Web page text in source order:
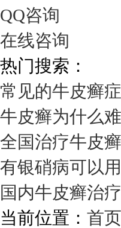
QQ咨询
在线咨询
热门搜索：
常见的牛皮癣
牛皮癣为什么
全国治疗牛皮
有银硝病可以
国内牛皮癣治
当前位置： 首页